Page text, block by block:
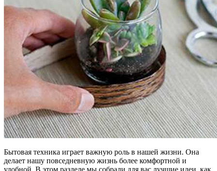
Бытовая техника играет важную роль в нашей жизни. Она
делает нашу повседневную жизнь более комфортной и
удобной. В этом разделе мы собрали для вас лучшие идеи, как